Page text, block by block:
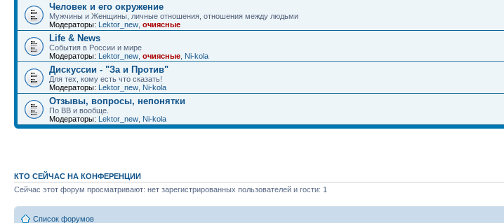
Человек и его окружение
Мужчины и Женщины, личные отношения, отношения между людьми
Модераторы: Lektor_new очиясные
Life & News
События в России и мире
Модераторы: Lektor_new очиясные Ni-kola
Дискуссии - "За и Против"
Для тех, кому есть что сказать!
Модераторы: Lektor_new Ni-kola
Отзывы, вопросы, непонятки
По ВВ и вообще.
Модераторы: Lektor_new Ni-kola
КТО СЕЙЧАС НА КОНФЕРЕНЦИИ
Сейчас этот форум просматривают: нет зарегистрированных пользователей и гости: 1
Список форумов